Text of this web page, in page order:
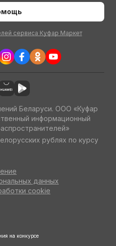
сервиса Куфар Маркет
Беларуси. ООО «Куфар
информационный
рублях по курсу
данных
cookie
на конкурсе